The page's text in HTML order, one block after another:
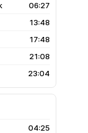
06:27
13:48
17:48
21:08
23:04
04:25